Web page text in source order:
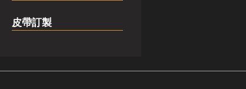
皮帶訂製